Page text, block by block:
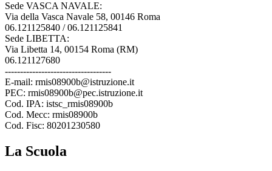
Sede VASCA NAVALE:
Via della Vasca Navale 58, 00146 Roma
06.121125840 / 06.121125841
Sede LIBETTA:
Via Libetta 14, 00154 Roma (RM)
06.121127680
-----------------------------------
E-mail: rmis08900b@istruzione.it
PEC: rmis08900b@pec.istruzione.it
Cod. IPA: istsc_rmis08900b
Cod. Mecc: rmis08900b
Cod. Fisc: 80201230580
La Scuola